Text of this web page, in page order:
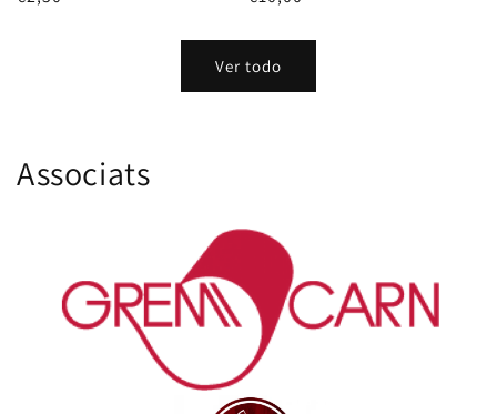
Ver todo
Associats